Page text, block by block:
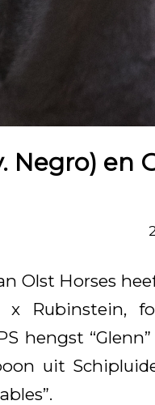
Negro) en
Olst Horses
x Rubinstein,
hengst
uit